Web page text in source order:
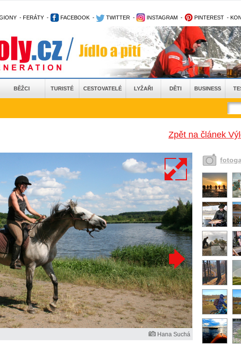
- FERÁTY - FACEBOOK - TWITTER - INSTAGRAM - PINTEREST -
BĚŽCI TURISTÉ CESTOVATELÉ LYŽAŘI DĚTI BUSINESS
Zpět na článek
Hana Suchá